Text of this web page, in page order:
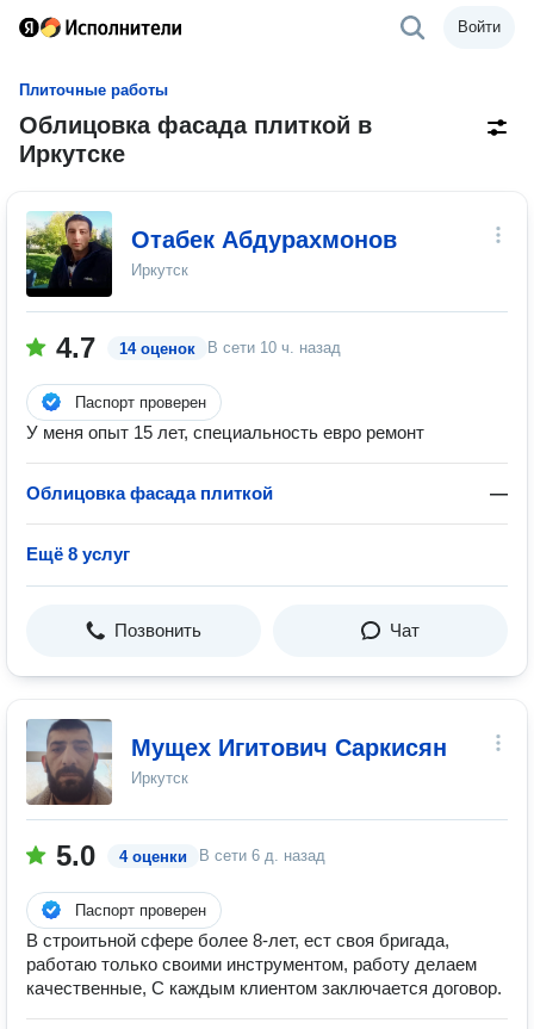
Войти
Плиточные работы
Облицовка фасада плиткой в
Иркутске
Отабек Абдурахмонов
Иркутск
4.7 14 оценок В сети 10 ч. назад
Паспорт проверен
У меня опыт 15 лет, специальность евро ремонт
Облицовка фасада плиткой —
Ещё 8 услуг
Позвонить Чат
Мущех Игитович Саркисян
Иркутск
5.0 4 оценки В сети 6 д. назад
Паспорт проверен
В строитьной сфере более 8-лет, ест своя бригада,
работаю только своими инструментом, работу делаем
качественные, С каждым клиентом заключается договор.